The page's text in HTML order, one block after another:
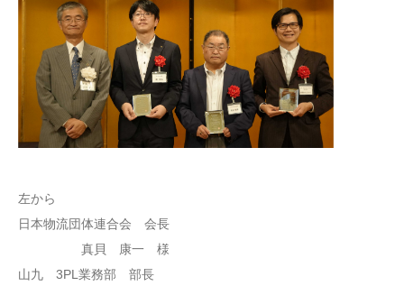
左から
日本物流団体連合会 会長
真貝 康一 様
山九 3PL業務部 部長